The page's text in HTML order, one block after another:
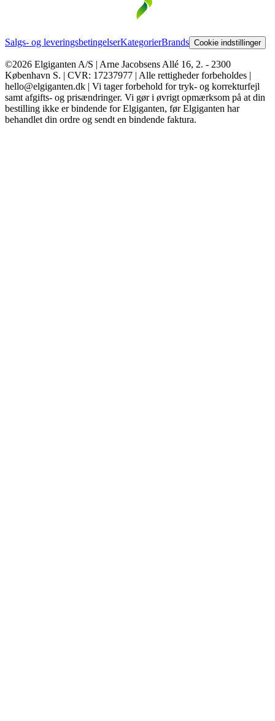
Salgs- og leveringsbetingelserKategorierBrands Cookie indstillinger
©2026 Elgiganten A/S | Arne Jacobsens Allé 16, 2. - 2300
København S. | CVR: 17237977 | Alle rettigheder forbeholdes |
hello@elgiganten.dk | Vi tager forbehold for tryk- og korrekturfejl
samt afgifts- og prisændringer. Vi gør i øvrigt opmærksom på at din
bestilling ikke er bindende for Elgiganten, før Elgiganten har
behandlet din ordre og sendt en bindende faktura.